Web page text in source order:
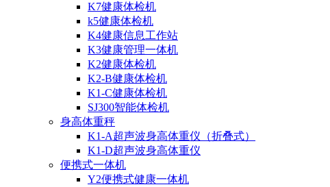
K7健康体检机
k5健康体检机
K4健康信息工作站
K3健康管理一体机
K2健康体检机
K2-B健康体检机
K1-C健康体检机
SJ300智能体检机
身高体重秤
K1-A超声波身高体重仪（折叠式）
K1-D超声波身高体重仪
便携式一体机
Y2便携式健康一体机